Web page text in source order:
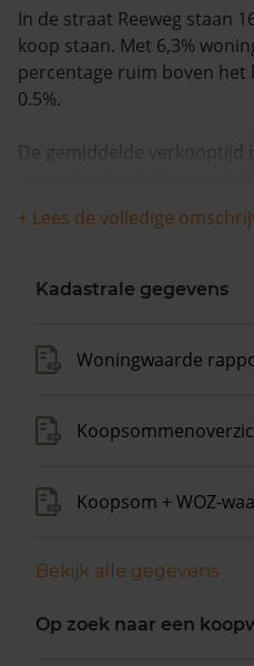
In de straat Reeweg staan
koop staan. Met 6,3%
percentage ruim boven het
0.5%.
De gemiddelde verkooptijd
De gemiddelde huizenprijs
de gemiddelde
+ Lees de volledige
Kadastrale gegevens
Woningwaarde
Koopsom + WOZ-
Bekijk alle gegevens
Op zoek naar een